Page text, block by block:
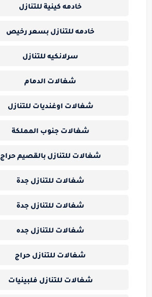
خادمه كينية للتنازل
خادمه للتنازل بسعر رخيص
سرلانكيه للتنازل
شغالات الدمام
شغالات اوغنديات للتنازل
شغالات جنوب المملكة
شغالات للتنازل بالقصيم حراج
شغالات للتنازل جدة
شغالات للتنازل جدة
شغالات للتنازل جده
شغالات للتنازل حراج
شغالات للتنازل فلبينيات